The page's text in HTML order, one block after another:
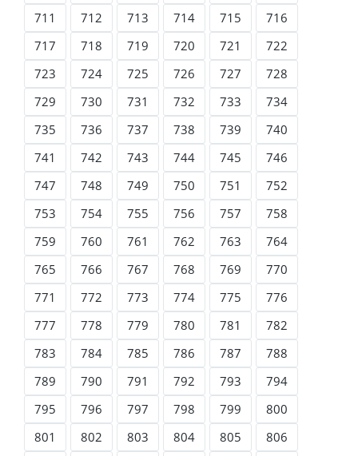
711
712 713 714 715
716
717
718 719 720 721
722
723
724 725 726 727
728
729
730 731 732 733
734
735
736 737 738 739
740
741
742 743 744 745
746
747
748 749 750 751
752
753
754 755 756 757
758
759
760 761 762 763
764
765
766 767 768 769
770
771
772 773 774 775
776
777
778 779 780 781
782
783
784 785 786 787
788
789
790 791 792 793
794
795
796 797 798 799
800
801
802 803 804 805
806